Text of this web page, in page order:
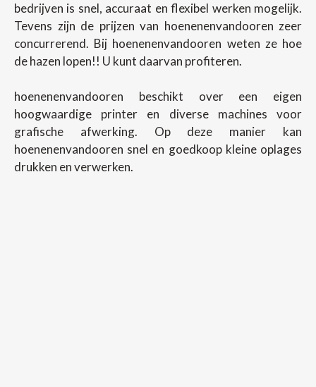
bedrijven is snel, accuraat en flexibel werken mogelijk.
Tevens zijn de prijzen van hoenenenvandooren zeer
concurrerend. Bij hoenenenvandooren weten ze hoe
de hazen lopen!! U kunt daarvan profiteren.
hoenenenvandooren beschikt over een eigen
hoogwaardige printer en diverse machines voor
grafische afwerking. Op deze manier kan
hoenenenvandooren snel en goedkoop kleine oplages
drukken en verwerken.